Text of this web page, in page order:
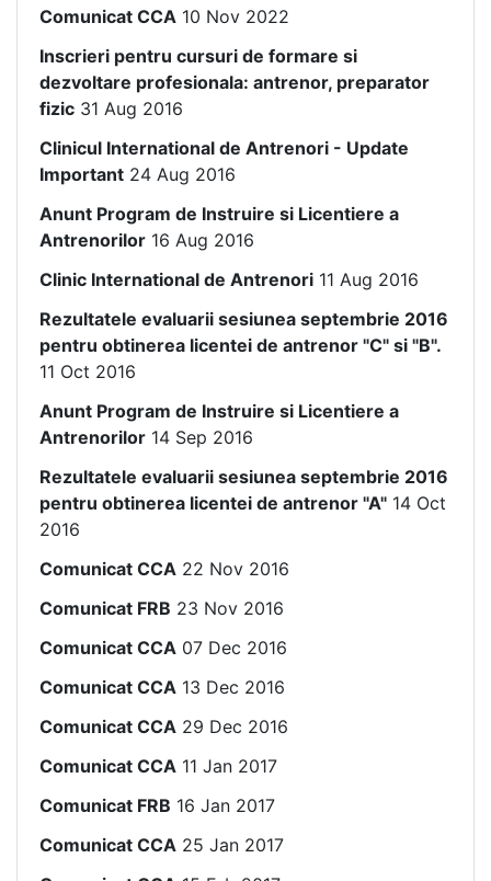
Comunicat CCA 10 Nov 2022
Inscrieri pentru cursuri de formare si
dezvoltare profesionala: antrenor, preparator
fizic 31 Aug 2016
Clinicul International de Antrenori - Update
Important 24 Aug 2016
Anunt Program de Instruire si Licentiere a
Antrenorilor 16 Aug 2016
Clinic International de Antrenori 11 Aug 2016
Rezultatele evaluarii sesiunea septembrie 2016
pentru obtinerea licentei de antrenor "C" si "B".
11 Oct 2016
Anunt Program de Instruire si Licentiere a
Antrenorilor 14 Sep 2016
Rezultatele evaluarii sesiunea septembrie 2016
pentru obtinerea licentei de antrenor "A" 14 Oct
2016
Comunicat CCA 22 Nov 2016
Comunicat FRB 23 Nov 2016
Comunicat CCA 07 Dec 2016
Comunicat CCA 13 Dec 2016
Comunicat CCA 29 Dec 2016
Comunicat CCA 11 Jan 2017
Comunicat FRB 16 Jan 2017
Comunicat CCA 25 Jan 2017